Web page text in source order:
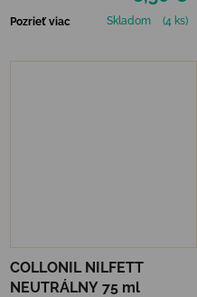
Pozrieť viac Skladom (4 ks)
COLLONIL NILFETT
NEUTRÁLNY 75 ml